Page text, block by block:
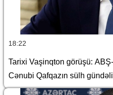
18:22
Tarixi Vaşinqton görüşü:
Cənubi Qafqazın sülh